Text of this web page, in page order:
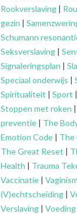
Rookverslaving |
gezin |
Schumann
Seksverslaving |
Signaleringsplan |
Speciaal onderwijs |
Spiritualiteit | Sport |
Stoppen met roken |
preventie | The
Emotion Code | The
The Great Reset |
Health | Trauma
Vaccinatie |
(V)echtscheiding |
Verslaving | Voeding